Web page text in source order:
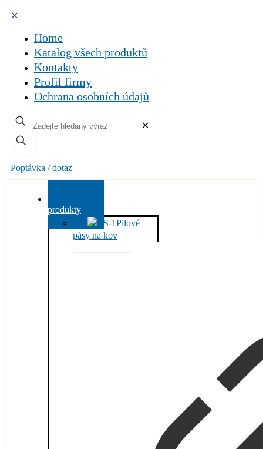
✕
Home
Katalog všech produktů
Kontakty
Profil firmy
Ochrana osobních údajů
✕
Poptávka / dotaz
produkty
Pilové
pásy na kov